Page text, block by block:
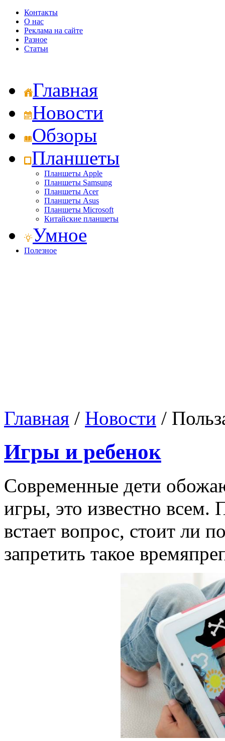
Контакты
О нас
Реклама на сайте
Разное
Статьи
Главная
Новости
Обзоры
Планшеты
Планшеты Apple
Планшеты Samsung
Планшеты Acer
Планшеты Asus
Планшеты Microsoft
Китайские планшеты
Умное
Полезное
Главная / Новости /
Игры и ребенок
Современные дети
игры, это известно всем.
встает вопрос, стоит ли
запретить такое